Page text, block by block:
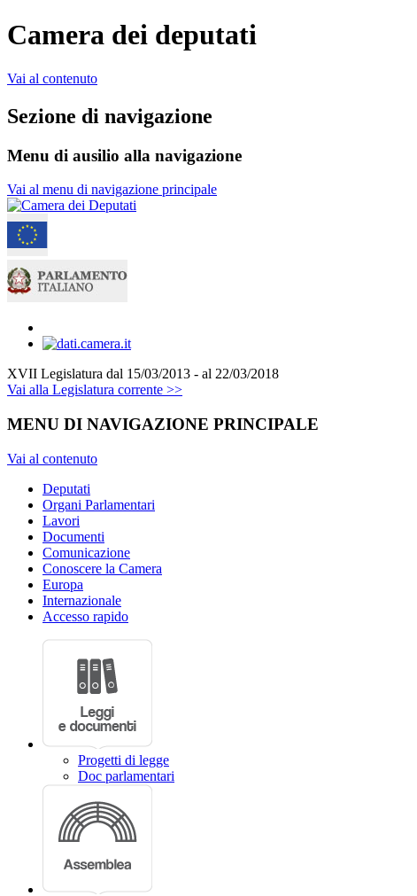
Camera dei deputati
Vai al contenuto
Sezione di navigazione
Menu di ausilio alla navigazione
Vai al menu di navigazione principale
XVII Legislatura dal 15/03/2013 - al 22/03/2018
Vai alla Legislatura corrente >>
MENU DI NAVIGAZIONE PRINCIPALE
Vai al contenuto
Deputati
Organi Parlamentari
Lavori
Documenti
Comunicazione
Conoscere la Camera
Europa
Internazionale
Accesso rapido
Progetti di legge
Doc parlamentari